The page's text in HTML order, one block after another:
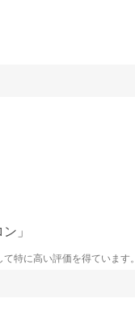
」
特に高い評価を得ています。